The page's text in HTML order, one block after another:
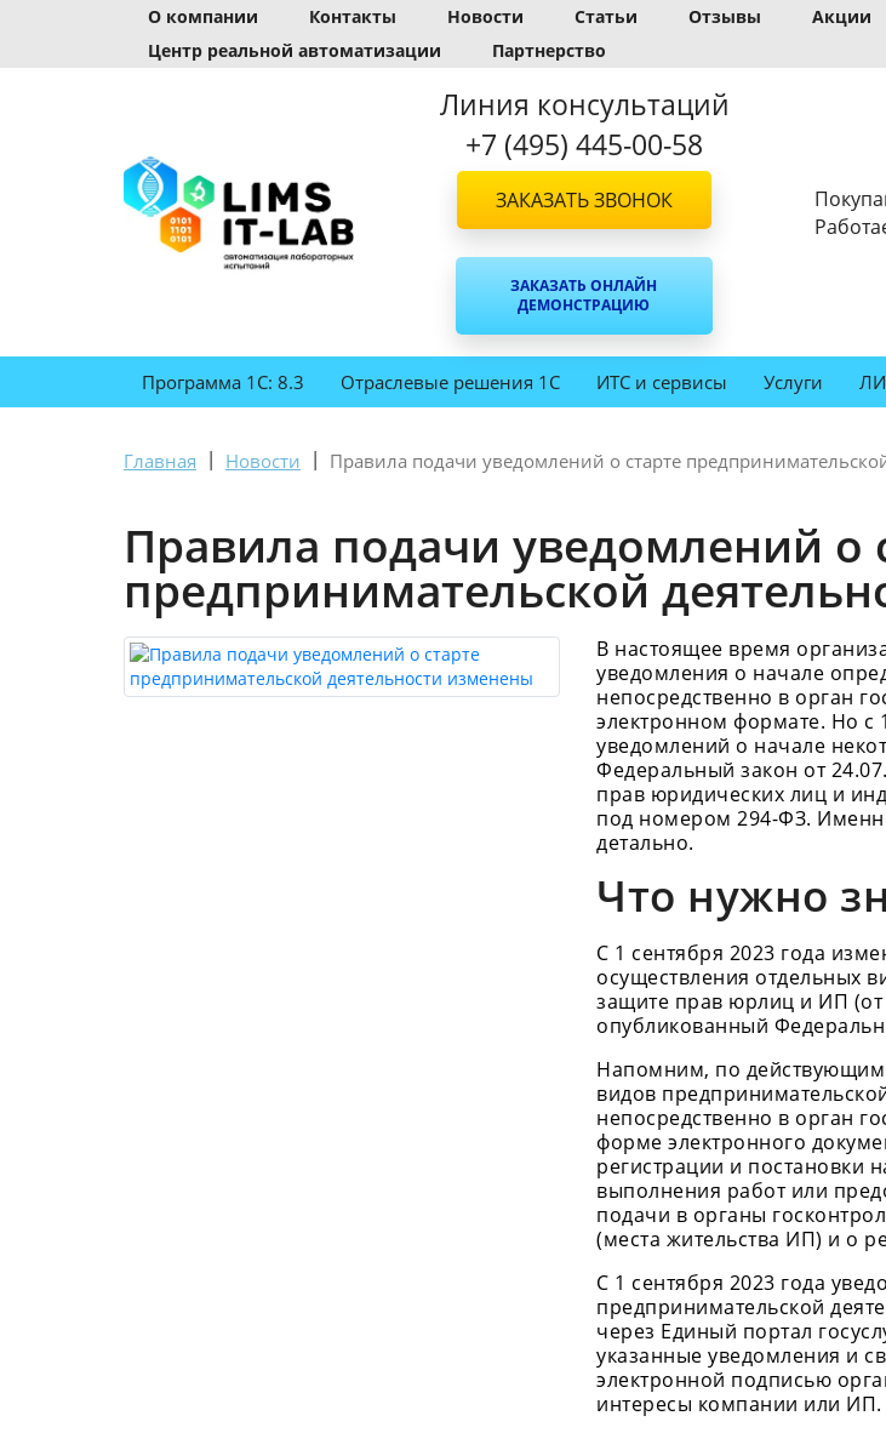
О компании Контакты Новости Статьи Отзывы Акции
Центр реальной автоматизации
Партнерство
Линия консультаций
+7 (495) 445-00-58
ЗАКАЗАТЬ ЗВОНОК
ЗАКАЗАТЬ ОНЛАЙН
ДЕМОНСТРАЦИЮ
Программа 1С: 8.3 Отраслевые решения 1С ИТС и сервисы Услуги
Главная | Новости | Правила подачи уведомлений о старте
Правила подачи уведомлений о
предпринимательской
В настоящее время
уведомления о начале
непосредственно в орган
электронном формате. Но с
уведомлений о начале
Федеральный закон от
прав юридических лиц и
под номером 294-ФЗ.
детально.
Что нужно
С 1 сентября 2023 года
осуществления отдельных
защите прав юрлиц и ИП
опубликованный
Напомним, по действующим
видов
непосредственно в орган
форме электронного
регистрации и постановки
выполнения работ или
подачи в органы
(места жительства ИП) и о
С 1 сентября 2023 года
предпринимательской
через Единый портал
указанные уведомления и
электронной подписью
интересы компании или ИП.